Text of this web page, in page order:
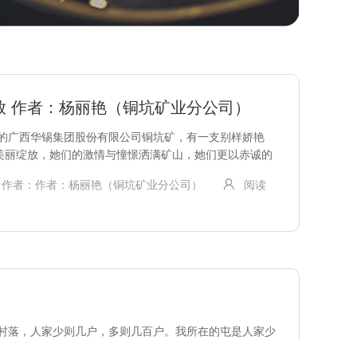
作者：杨丽艳（铜坑矿业分公司）
广西华锡集团股份有限公司铜坑矿，有一支别样娇艳
丽绽放，她们的激情与憧憬洒满矿山，她们更以赤诚的
作者：作者：杨丽艳（铜坑矿业分公司） 阅读
落，人家少则几户，多则几百户。我所在的屯是人家少